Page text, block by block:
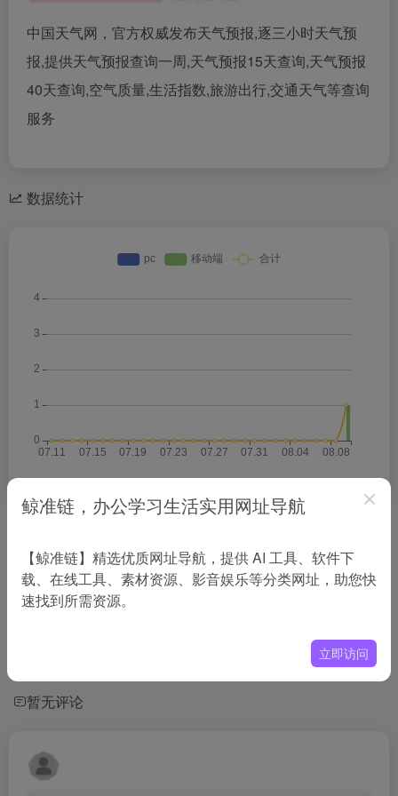
中国天气网，官方权威发布天气预报,逐三小时天气预
报,提供天气预报查询一周,天气预报15天查询,天气预报
40天查询,空气质量,生活指数,旅游出行,交通天气等查询
服务
数据统计
没有相关内容!
暂无评论
鲸准链，办公学习生活实用网址导航
【鲸准链】精选优质网址导航，提供 AI 工具、软件下
载、在线工具、素材资源、影音娱乐等分类网址，助您快
速找到所需资源。
立即访问